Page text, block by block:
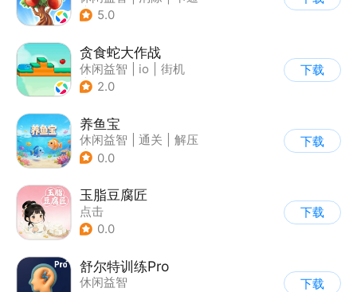
| 合成
5.0
贪食蛇大作战
休闲益智 io
街机
| 萌系
2.0
下载
养鱼宝
休闲益智 通关
解压
| 卡通
0.0
下载
玉脂豆腐匠
点击
0.0
下载
舒尔特训练Pro
休闲益智
下载